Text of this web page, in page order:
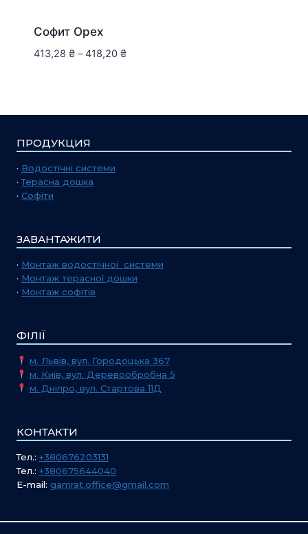
Софит Орех
413,28 ₴ – 418,20 ₴
ПРОДУКЦИЯ
· Водостічні системи
·Терасна дошка
· Софіти
ЗАВАНТАЖИТИ
· Монтаж водостічної системи
· Монтаж терасної дошки
· Монтаж софітів
ФІЛІЇ
м. Львів, вул. Городоцька 367
м. Київ, вул. Деревообробна 5
м. Дніпро, вул. Стартова 11Д
КОНТАКТИ
Тел.: +380676203131
Тел.: +380675644040
E-mail: gamrat.office@gmail.com